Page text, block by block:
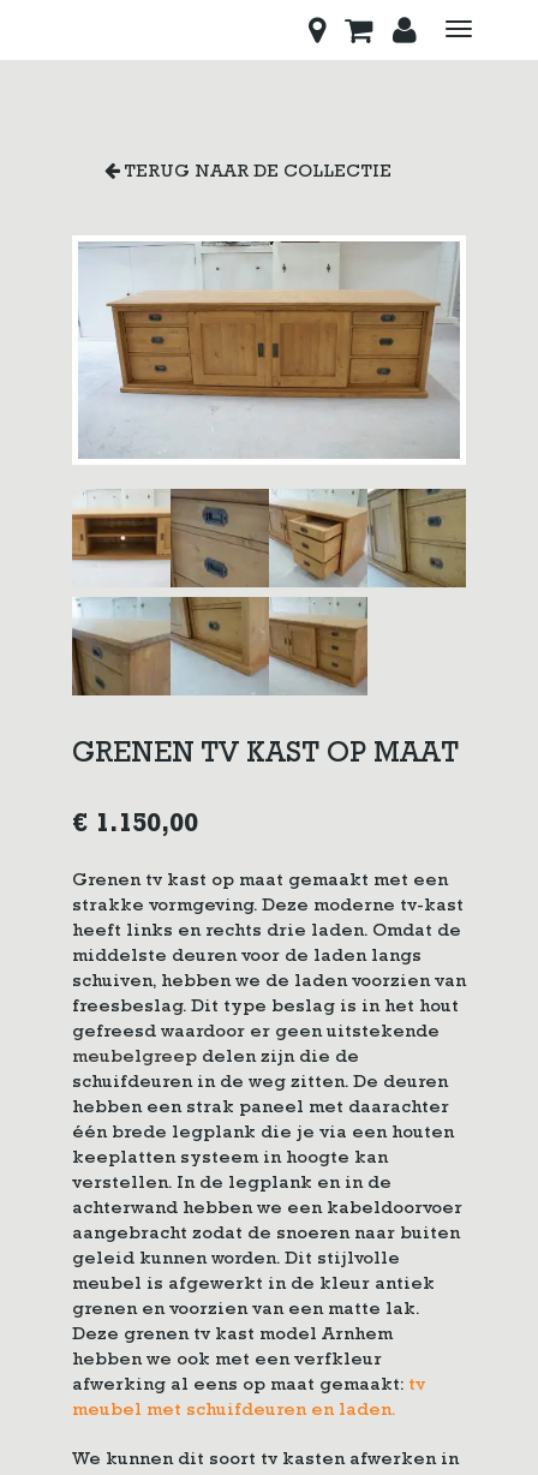
Toggle
TERUG NAAR DE COLLECTIE
GRENEN TV KAST OP MAAT
€ 1.150,00
Grenen tv kast op maat gemaakt met een
strakke vormgeving. Deze moderne tv-kast
heeft links en rechts drie laden. Omdat de
middelste deuren voor de laden langs
schuiven, hebben we de laden voorzien van
freesbeslag. Dit type beslag is in het hout
gefreesd waardoor er geen uitstekende
meubelgreep delen zijn die de
schuifdeuren in de weg zitten. De deuren
hebben een strak paneel met daarachter
één brede legplank die je via een houten
keeplatten systeem in hoogte kan
verstellen. In de legplank en in de
achterwand hebben we een kabeldoorvoer
aangebracht zodat de snoeren naar buiten
geleid kunnen worden. Dit stijlvolle
meubel is afgewerkt in de kleur antiek
grenen en voorzien van een matte lak.
Deze grenen tv kast model Arnhem
hebben we ook met een verfkleur
afwerking al eens op maat gemaakt: tv
meubel met schuifdeuren en laden.
We kunnen dit soort tv kasten afwerken in